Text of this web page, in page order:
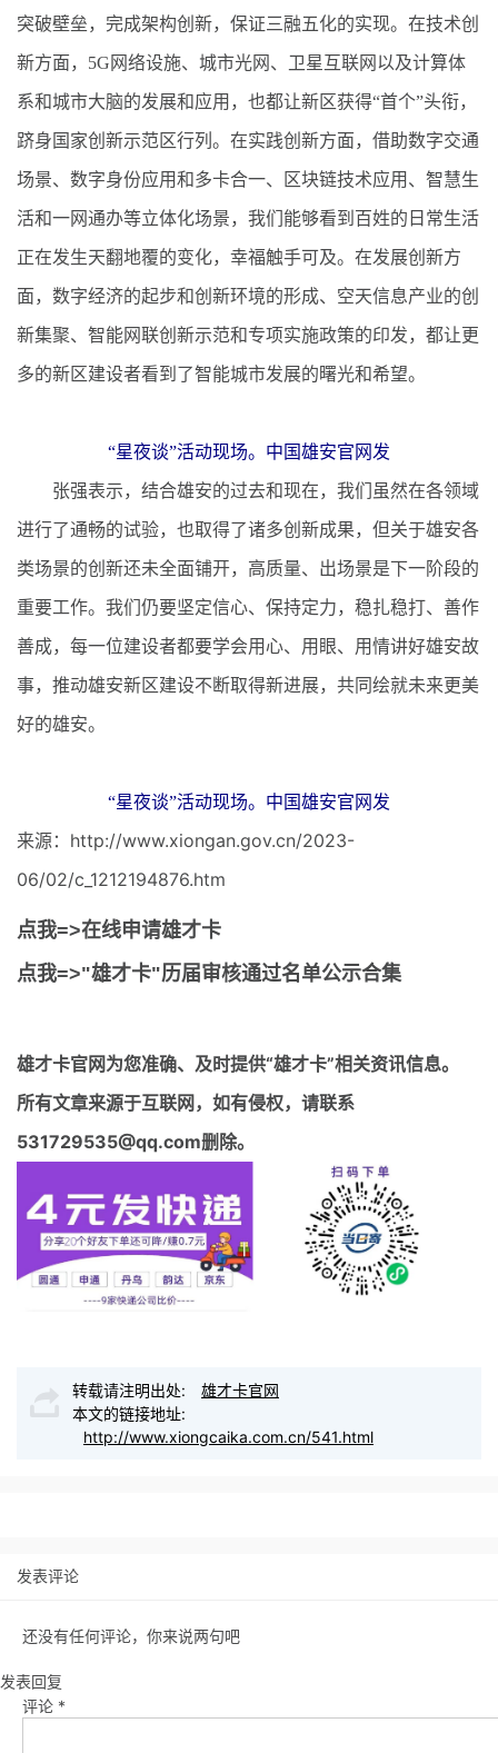
突破壁垒，完成架构创新，保证三融五化的实现。在技术创
新方面，5G网络设施、城市光网、卫星互联网以及计算体
系和城市大脑的发展和应用，也都让新区获得“首个”头衔，
跻身国家创新示范区行列。在实践创新方面，借助数字交通
场景、数字身份应用和多卡合一、区块链技术应用、智慧生
活和一网通办等立体化场景，我们能够看到百姓的日常生活
正在发生天翻地覆的变化，幸福触手可及。在发展创新方
面，数字经济的起步和创新环境的形成、空天信息产业的创
新集聚、智能网联创新示范和专项实施政策的印发，都让更
多的新区建设者看到了智能城市发展的曙光和希望。
“星夜谈”活动现场。中国雄安官网发
张强表示，结合雄安的过去和现在，我们虽然在各领域
进行了通畅的试验，也取得了诸多创新成果，但关于雄安各
类场景的创新还未全面铺开，高质量、出场景是下一阶段的
重要工作。我们仍要坚定信心、保持定力，稳扎稳打、善作
善成，每一位建设者都要学会用心、用眼、用情讲好雄安故
事，推动雄安新区建设不断取得新进展，共同绘就未来更美
好的雄安。
“星夜谈”活动现场。中国雄安官网发
来源：http://www.xiongan.gov.cn/2023-
06/02/c_1212194876.htm
点我=>在线申请雄才卡
点我=>"雄才卡"历届审核通过名单公示合集
雄才卡官网为您准确、及时提供“雄才卡”相关资讯信息。
所有文章来源于互联网，如有侵权，请联系
531729535@qq.com删除。
转载请注明出处:
雄才卡官网
本文的链接地址:
http://www.xiongcaika.com.cn/541.html
发表评论
还没有任何评论，你来说两句吧
发表回复
评论 *